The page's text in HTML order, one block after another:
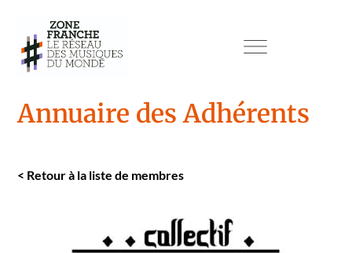
Annuaire des Adhérents
< Retour à la liste de mem­bres